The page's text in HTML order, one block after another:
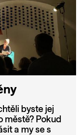
byste jej
městě? Pokud
a my se s